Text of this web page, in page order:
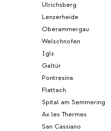
Ulrichsberg
Lenzerheide
Oberammergau
Welschnofen
Igls
Galtür
Pontresina
Flattach
Spital am Semmering
Ax les Thermes
San Cassiano